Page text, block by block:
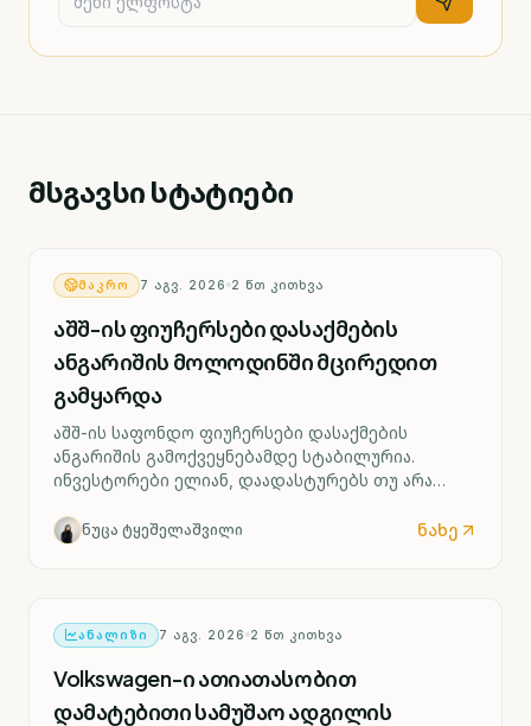
მსგავსი სტატიები
ᲛᲐᲙᲠᲝ 7 ᲐᲒᲕ. 2026 2 ᲬᲗ ᲙᲘᲗᲮᲕᲐ
აშშ-ის ფიუჩერსები დასაქმების
ანგარიშის მოლოდინში მცირედით
გამყარდა
აშშ-ის საფონდო ფიუჩერსები დასაქმების
ანგარიშის გამოქვეყნებამდე სტაბილურია.
ინვესტორები ელიან, დაადასტურებს თუ არა
მიერ საპროცენტო განაკვეთის შესაძლო ზრდის
სცენარს უკვე სექტემბრიდან.
ნუცა ტყეშელაშვილი ნახე
ᲐᲜᲐᲚᲘᲖᲘ 7 ᲐᲒᲕ. 2026 2 ᲬᲗ ᲙᲘᲗᲮᲕᲐ
Volkswagen-ი ათიათასობით
დამატებითი სამუშაო ადგილის